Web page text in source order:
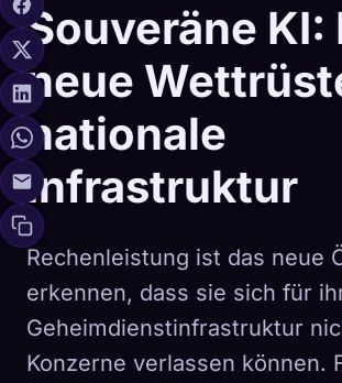
Souveräne KI:
neue
nationale
Infrastruktur
Rechenleistung ist das neue
erkennen, dass sie sich für
Geheimdienstinfrastruktur
Konzerne verlassen können.